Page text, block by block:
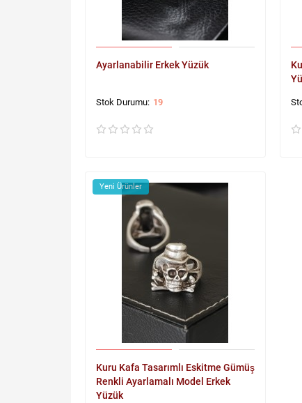
Ayarlanabilir Erkek Yüzük
19
Yeni Ürünler
Kuru Kafa Tasarımlı Eskitme Gümüş
Renkli Ayarlamalı Model Erkek
Yüzük